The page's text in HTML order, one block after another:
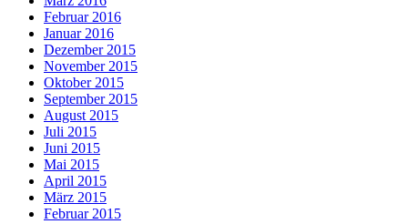
Februar 2016
Januar 2016
Dezember 2015
November 2015
Oktober 2015
September 2015
August 2015
Juli 2015
Juni 2015
Mai 2015
April 2015
März 2015
Februar 2015